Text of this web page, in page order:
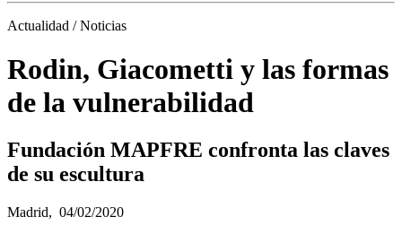
Actualidad / Noticias
Rodin, Giacometti y las formas
de la vulnerabilidad
Fundación MAPFRE confronta las claves
de su escultura
Madrid, 04/02/2020